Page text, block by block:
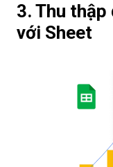
3. Thu
với Sheet